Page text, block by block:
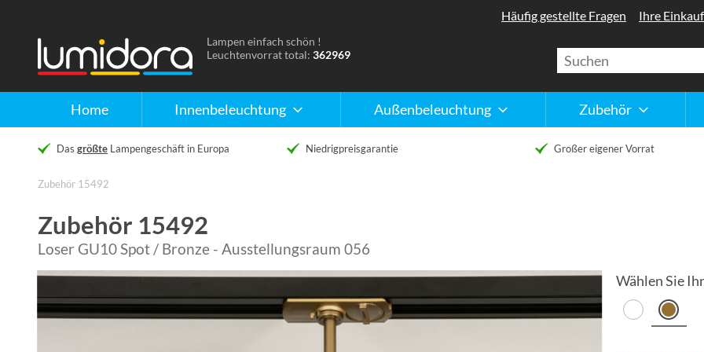
Home Innenbeleuchtung Außenbeleuchtung Zubehör
Häufig gestellte Fragen Ihre
Naar
de
Lampen einfach schön !
Leuchtenvorrat total: 362969
Das größte Lampengeschäft in Europa Niedrigpreisgarantie Großer eigener Vorrat
Zubehör 15492
Zubehör 15492
Loser GU10 Spot / Bronze - Ausstellungsraum 056
Wählen Sie